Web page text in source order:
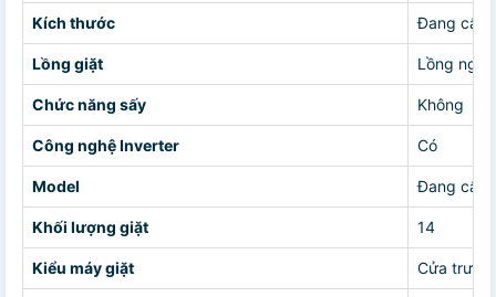
Kích thước Đang cập
Lồng giặt Lồng
Chức năng sấy Không
Công nghệ Inverter Có
Model Đang cập
Khối lượng giặt 14
Kiểu máy giặt Cửa trước